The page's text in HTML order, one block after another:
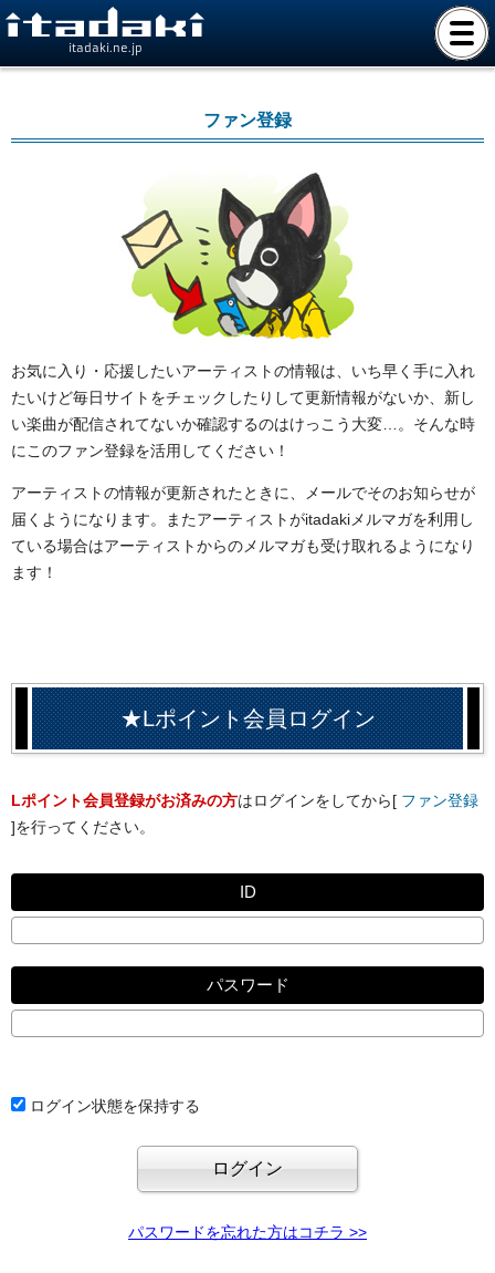
itadaki.ne.jp
ファン登録
お気に入り・応援したいアーティストの情報は、いち早く手に入れ
たいけど毎日サイトをチェックしたりして更新情報がないか、新し
い楽曲が配信されてないか確認するのはけっこう大変…。そんな時
にこのファン登録を活用してください！
アーティストの情報が更新されたときに、メールでそのお知らせが
届くようになります。またアーティストがitadakiメルマガを利用し
ている場合はアーティストからのメルマガも受け取れるようになり
ます！
★Lポイント会員ログイン
Lポイント会員登録がお済みの方はログインをしてから[ ファン登録
]を行ってください。
ID
パスワード
ログイン状態を保持する
パスワードを忘れた方はコチラ >>